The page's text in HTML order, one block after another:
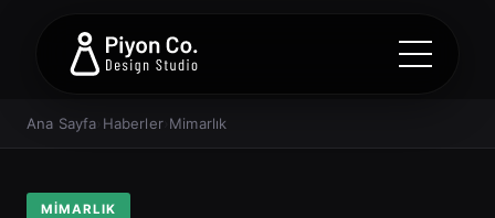
Ana Sayfa Haberler› Mimarlık
MIMARLIK